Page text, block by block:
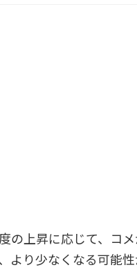
の上昇に応じて、コ
より少なくなる可能